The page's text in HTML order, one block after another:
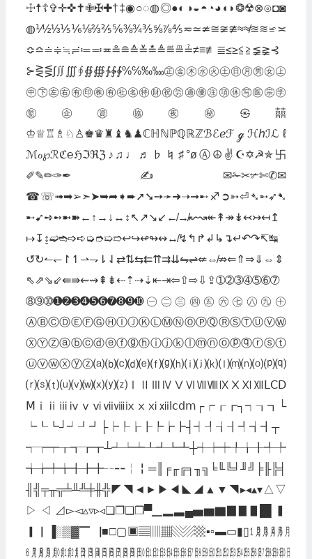
☩☨☦✞✛✜✝✙✠✚†‡◉○◌◍◎●◐◑◒◓◔◕◖◗❂☢⊗⊙◘◙
◍⅟½⅓⅕⅙⅛⅔⅖⅚⅜¾⅗⅝⅞⅘≂≃≄≅≆≇≈≉≊≋≌≍
≎≏≐≑≒≓≔≕≖≗≘≙≚≛≜≝≞≟≠≡≢≣≤≥≦≧≨≩⊰
⊱⋛⋚∫∬∭∮∯∰∱∲∳%℅‰‱㊣㊎㊍㊌㊋㊏㊐㊊㊚㊛㊤
㊥㊦㊧㊨㊒㊞㊑㊒㊓㊔㊕㊖㊗㊘㊜㊝㊟㊠㊡㊢㊩㊪㊫
㊬㊭㊮㊯㊰㊙㉿囍
♔♕♖♗♘♙♚♛♜♝♞♟ℂℍℕℙℚℝℤℬℰℯℱℊℋℎℐℒℓ
ℳℴ℘ℛℭ℮ℌℑℜℨ♪♫♩♬♭♮♯°øⒶ☮✌☪✡☭✯卐
✐✎✏✑✒✍✉✁✂✃✄✆✉
☎☏➟➡➢➣➤➥➦➧➨➚➘➙➛➜➝➞➸♐➲➳⏎➴➵➶➷
➸➹➺➻➼➽←↑→↓↔↕↖↗↘↙↚↛↜↝↞↟↠↡↢↣↤↥
↦↧↨➫➬➩➪➭➮➯➱↩↪↫↬↭↮↯↰↱↲↳↴↵↶↷↸↹
↺↻↼↽↾↿⇀⇁⇂⇃⇄⇅⇆⇇⇈⇉⇊⇋⇌⇍⇎⇏⇐⇑⇒⇓⇔⇕
⇖⇗⇘⇙⇚⇛⇜⇝⇞⇟⇠⇡⇢⇣⇤⇥⇦⇧⇨⇩⇪➀➁➂➃➄➅➆
➇➈➉➊➋➌➍➎➏➐➑➒➓㊀㊁㊂㊃㊄㊅㊆㊇㊈㊉
ⒶⒷⒸⒹⒺⒻⒼⒽⒾⒿⓀⓁⓂⓃⓄⓅⓆⓇⓈⓉⓊⓋⓌ
ⓍⓎⓏⓐⓑⓒⓓⓔⓕⓖⓗⓘⓙⓚⓛⓜⓝⓞⓟⓠⓡⓢⓣ
ⓤⓥⓦⓧⓨⓩ⒜⒝⒞⒟⒠⒡⒢⒣⒤⒥⒦⒧⒨⒩⒪⒫⒬
⒭⒮⒯⒰⒱⒲⒳⒴⒵ⅠⅡⅢⅣⅤⅥⅦⅧⅨⅩⅪⅫⅬⅭⅮ
Ⅿⅰⅱⅲⅳⅴⅵⅶⅷⅸⅹⅺⅻⅼⅽⅾⅿ┌┍┎┏┐┑┒┓└
┕┖┗┘┙┚┛├┝┞┟┠┡┢┣┤┥┦┧┨┩┪┫┬
┭┮┯┰┱┲┳┴┵┶┷┸┹┺┻┼┽┾┿╀╁╂╃╄
╅╆╇╈╉╊╋╌╍╎╏═║╒╓╔╕╖╗╘╙╚╛╜╝╞╟╠╡
╢╣╤╥╦╧╨╩╪╫╬◤◥◄►▶◀◣◢▲▼◥▸◂▴▾△▽
▷◁⊿▻◅▵▿▹◃❏❐❑❒▀▁▂▃▄▅▆▇▉▊▋█▌▍
▎▏▐░▒▓▔▕■□▢▣▤▥▦▧▨▩▪▫▬▭▮▯㋀㋁㋂㋃㋄
㋅㋆㋇㋈㋉㋊㋋㏠㏡㏢㏣㏤㏥㏦㏧㏨㏩㏪㏫㏬㏭㏮㏯㏰㏱㏲㏳㏴㏵㏶㏷㏸㏹㏺㏻㏼㏽